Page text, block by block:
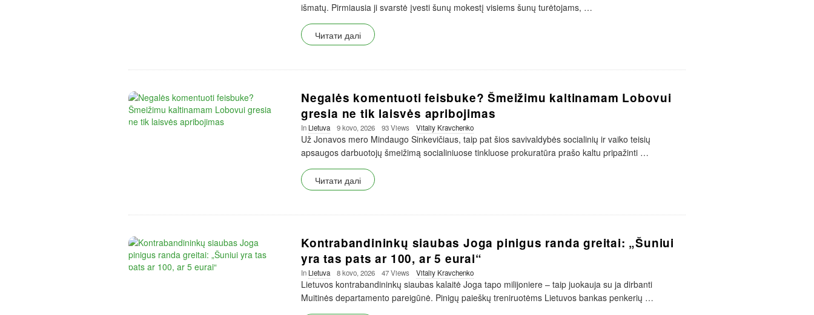
išmatų. Pirmiausia ji svarstė įvesti šunų mokestį visiems šunų turėtojams, …
Читати далі
Negalės komentuoti feisbuke? Šmeižimu kaltinamam Lobovui
gresia ne tik laisvės apribojimas
In Lietuva 9 kovo, 2026 93 Views Vitaliy Kravchenko
Už Jonavos mero Mindaugo Sinkevičiaus, taip pat šios savivaldybės socialinių ir vaiko teisių
apsaugos darbuotojų šmeižimą socialiniuose tinkluose prokuratūra prašo kaltu pripažinti …
Читати далі
Kontrabandininkų siaubas Joga pinigus randa greitai: „Šuniui
yra tas pats ar 100, ar 5 eurai“
In Lietuva 8 kovo, 2026 47 Views Vitaliy Kravchenko
Lietuvos kontrabandininkų siaubas kalaitė Joga tapo milijoniere – taip juokauja su ja dirbanti
Muitinės departamento pareigūnė. Pinigų paieškų treniruotėms Lietuvos bankas penkerių …